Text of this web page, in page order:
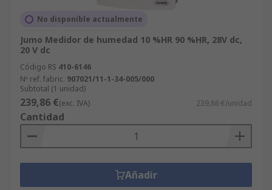
No disponible actualmente
Jumo Medidor de humedad 10 %HR 90 %HR, 28V dc,
20 V dc
Código RS 410-6146
Nº ref. fabric. 907021/11-1-34-005/000
Subtotal (1 unidad)
239,86 €(exc. IVA) 239,86 €/unidad
Cantidad
Añadir